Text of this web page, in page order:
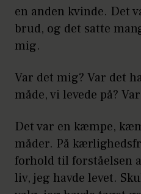
en anden kvinde. Det
brud, og det satte
mig.
Var det mig? Var det
måde, vi levede på?
Det var en kæmpe,
måder. På
forhold til forståelsen
liv, jeg havde levet.